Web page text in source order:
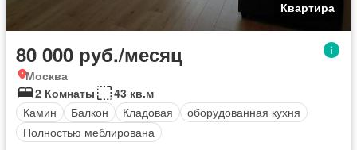
Квартира
80 000 руб./месяц
Москва
2 Комнаты
43 кв.м
Камин
Балкон Кладовая
оборудованная кухня
Полностью меблирована